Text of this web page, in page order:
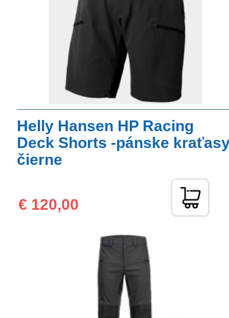
Helly Hansen HP Racing
Deck Shorts -pánske
čierne
€ 120,00